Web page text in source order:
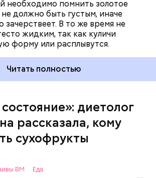
необходимо помнить золотое
должно быть густым, иначе
зачерствеет. В то же время не
жидким, так как куличи
форму или расплывутся.
Читать полностью
диетолог
рассказала, кому
сухофрукты
ВМ
Еда
могут также возникнуть у
клетчатки,